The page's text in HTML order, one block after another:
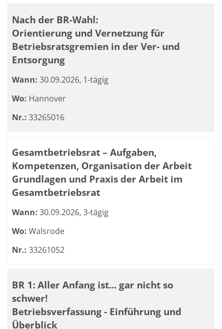
Nach der BR-Wahl:
Orientierung und Vernetzung für
Betriebsratsgremien in der Ver- und
Entsorgung
Wann: 30.09.2026, 1-tägig
Wo: Hannover
Nr.: 33265016
Gesamtbetriebsrat – Aufgaben,
Kompetenzen, Organisation der Arbeit
Grundlagen und Praxis der Arbeit im
Gesamtbetriebsrat
Wann: 30.09.2026, 3-tägig
Wo: Walsrode
Nr.: 33261052
BR 1: Aller Anfang ist... gar nicht so
schwer!
Betriebsverfassung - Einführung und
Überblick